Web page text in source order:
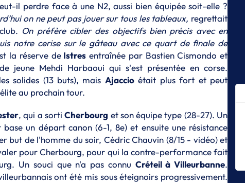
il perdre face à une N2, aussi bien équipée soit-elle ?
on ne peut pas jouer sur tous les tableaux, regrettait
On préfère cibler des objectifs bien précis avec en
notre cerise sur le gâteau avec ce quart de finale de
la réserve deIstres entraînée par Bastien Cismondo et
jeune Mehdi Harbaoui qui s'est présentée en corse.
solides (13 buts), mais Ajaccioétait plus fort et peut
au prochain tour.
, qui a sortiCherbourg et son équipe type (28-27). Un
un départ canon (6-1, 8e) et ensuite une résistance
but de l'homme du soir, Cédric Chauvin (8/15 - vidéo) et
pour Cherbourg, pour qui la contre-performance fait
Un souci que n'a pas connu Créteil à Villeurbanne.
ont été mis sous éteignoirs progressivement.